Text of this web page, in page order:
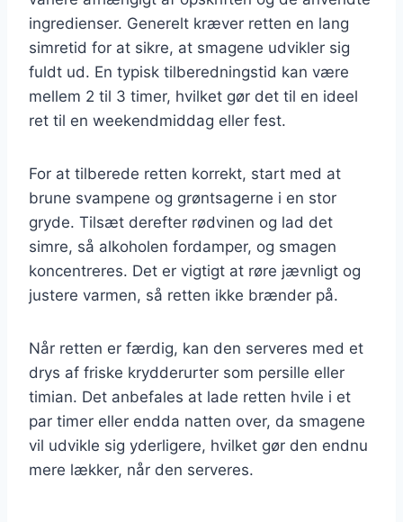
ingredienser. Generelt kræver retten en lang
simretid for at sikre, at smagene udvikler sig
fuldt ud. En typisk tilberedningstid kan være
mellem 2 til 3 timer, hvilket gør det til en ideel
ret til en weekendmiddag eller fest.
For at tilberede retten korrekt, start med at
brune svampene og grøntsagerne i en stor
gryde. Tilsæt derefter rødvinen og lad det
simre, så alkoholen fordamper, og smagen
koncentreres. Det er vigtigt at røre jævnligt og
justere varmen, så retten ikke brænder på.
Når retten er færdig, kan den serveres med et
drys af friske krydderurter som persille eller
timian. Det anbefales at lade retten hvile i et
par timer eller endda natten over, da smagene
vil udvikle sig yderligere, hvilket gør den endnu
mere lækker, når den serveres.